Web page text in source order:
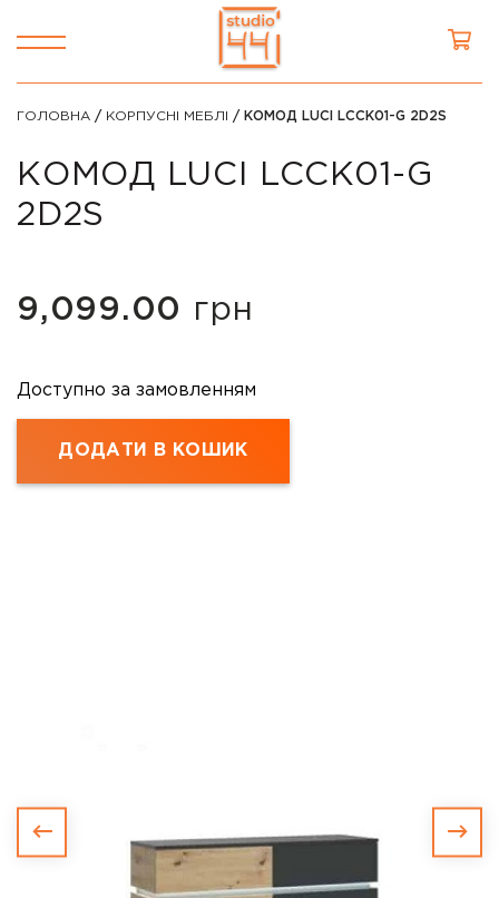
ГОЛОВНА / КОРПУСНІ МЕБЛІ / КОМОД LUCI LCCK01-G 2D2S
КОМОД LUCI LCCK01-G
2D2S
9,099.00 грн
Доступно за замовленням
ДОДАТИ В КОШИК